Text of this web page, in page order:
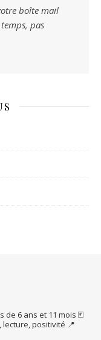
boîte mail
pas
de 6 ans et 11 mois 🃏
lecture, positivité 📍